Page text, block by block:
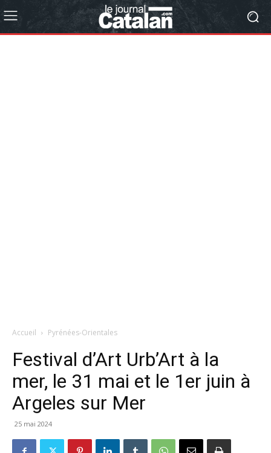
Accueil Pyrénées-Orientales
Festival d’Art Urb’Art à la
mer, le 31 mai et le 1er juin à
Argeles sur Mer
25 mai 2024